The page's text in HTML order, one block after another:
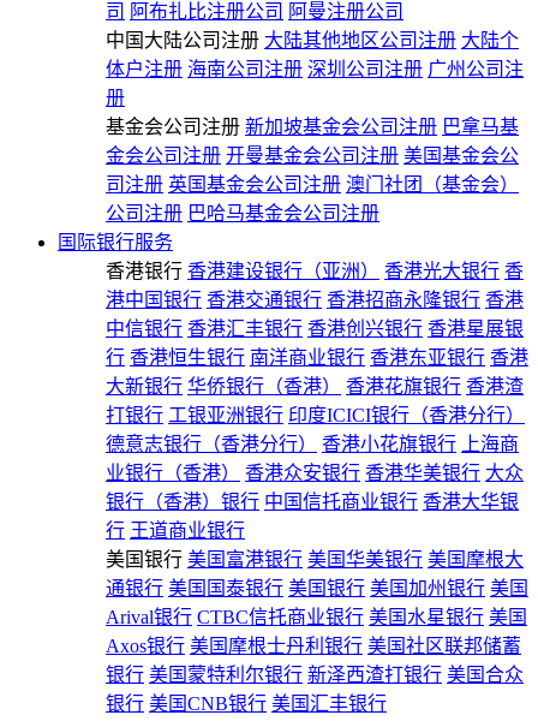
司 阿布扎比注册公司 阿曼注册公司
中国大陆公司注册 大陆其他地区公司注册 大陆个
体户注册 海南公司注册 深圳公司注册 广州公司注
册
基金会公司注册 新加坡基金会公司注册 巴拿马基
金会公司注册 开曼基金会公司注册 美国基金会公
司注册 英国基金会公司注册 澳门社团（基金会）
公司注册 巴哈马基金会公司注册
国际银行服务
香港银行 香港建设银行（亚洲） 香港光大银行 香
港中国银行 香港交通银行 香港招商永隆银行 香港
中信银行 香港汇丰银行 香港创兴银行 香港星展银
行 香港恒生银行 南洋商业银行 香港东亚银行 香港
大新银行 华侨银行（香港） 香港花旗银行 香港渣
打银行 工银亚洲银行 印度ICICI银行（香港分行）
德意志银行（香港分行）
香港小花旗银行
上海商
业银行（香港）
香港众安银行 香港华美银行 大众
银行（香港）银行 中国信托商业银行 香港大华银
行 王道商业银行
美国银行 美国富港银行 美国华美银行 美国摩根大
通银行 美国国泰银行 美国银行 美国加州银行 美国
Arival银行 CTBC信托商业银行 美国水星银行 美国
Axos银行 美国摩根士丹利银行 美国社区联邦储蓄
银行 美国蒙特利尔银行 新泽西渣打银行 美国合众
银行 美国CNB银行 美国汇丰银行